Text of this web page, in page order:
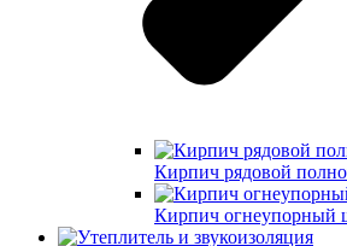
Кирпич рядовой
Кирпич огнеупорный